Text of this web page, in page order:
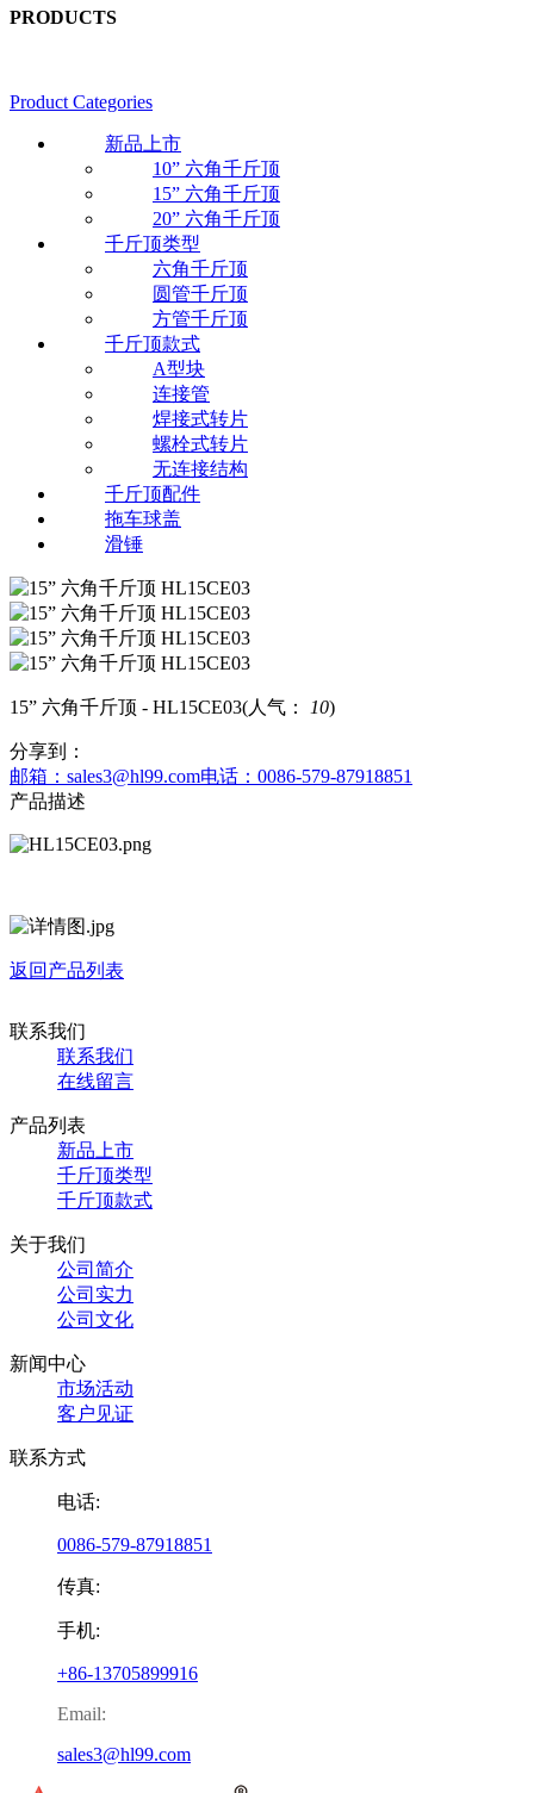
PRODUCTS
Product Categories
新品上市
10” 六角千斤顶
15” 六角千斤顶
20” 六角千斤顶
千斤顶类型
六角千斤顶
圆管千斤顶
方管千斤顶
千斤顶款式
A型块
连接管
焊接式转片
螺栓式转片
无连接结构
千斤顶配件
拖车球盖
滑锤
15” 六角千斤顶 - HL15CE03(人气： 10)
分享到：
邮箱：sales3@hl99.com电话：0086-579-87918851
产品描述
返回产品列表
联系我们
联系我们
在线留言
产品列表
新品上市
千斤顶类型
千斤顶款式
关于我们
公司简介
公司实力
公司文化
新闻中心
市场活动
客户见证
联系方式
电话:
0086-579-87918851
传真:
手机:
+86-13705899916
Email:
sales3@hl99.com